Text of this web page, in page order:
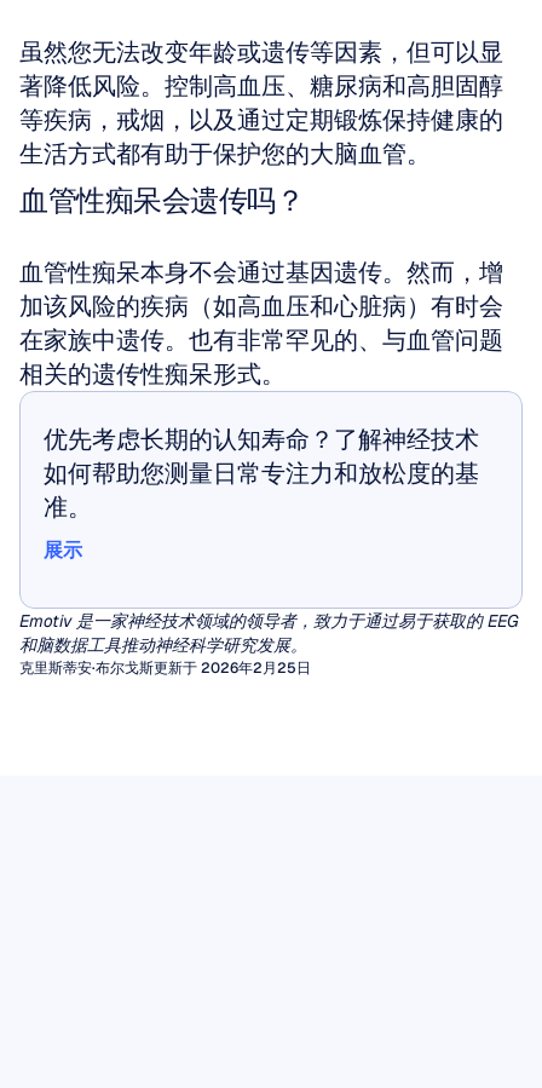
虽然您无法改变年龄或遗传等因素，但可以显
著降低风险。控制高血压、糖尿病和高胆固醇
等疾病，戒烟，以及通过定期锻炼保持健康的
生活方式都有助于保护您的大脑血管。
血管性痴呆会遗传吗？
血管性痴呆本身不会通过基因遗传。然而，增
加该风险的疾病（如高血压和心脏病）有时会
在家族中遗传。也有非常罕见的、与血管问题
相关的遗传性痴呆形式。
优先考虑长期的认知寿命？了解神经技术
如何帮助您测量日常专注力和放松度的基
准。
展示
Emotiv 是一家神经技术领域的领导者，致力于通过易于获取的 EEG
和脑数据工具推动神经科学研究发展。
克里斯蒂安·布尔戈斯更新于 2026年2月25日